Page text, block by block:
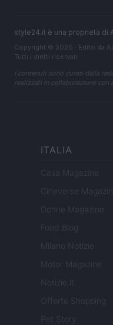
style24.it è una proprietà di
Copyright © 2026 · Edito da
Tutti i diritti riservati
I contenuti sono curati dalla
realizzati in collaborazione con
ITALIA
Casa Magazine
Cineverse
Donne Magazine
Food Blog
Milano Notizie
Motor Magazine
Notizie.it
Offerte Shopping
Pet Story